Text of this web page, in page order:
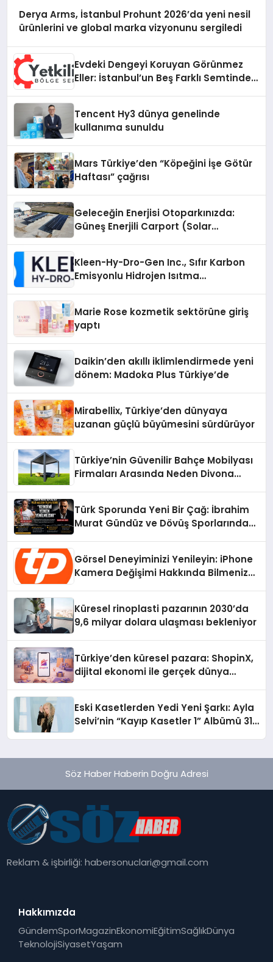
Derya Arms, İstanbul Prohunt 2026’da yeni nesil
ürünlerini ve global marka vizyonunu sergiledi
Evdeki Dengeyi Koruyan Görünmez
Eller: İstanbul’un Beş Farklı Semtinde
Tencent Hy3 dünya genelinde
kullanıma sunuldu
Mars Türkiye’den “Köpeğini İşe Götür
Haftası” çağrısı
Geleceğin Enerjisi Otoparkınızda:
Güneş Enerjili Carport (Solar
Kleen-Hy-Dro-Gen Inc., Sıfır Karbon
Emisyonlu Hidrojen Isıtma
Marie Rose kozmetik sektörüne giriş
yaptı
Daikin’den akıllı iklimlendirmede yeni
dönem: Madoka Plus Türkiye’de
Mirabellix, Türkiye’den dünyaya
uzanan güçlü büyümesini sürdürüyor
Türkiye’nin Güvenilir Bahçe Mobilyası
Firmaları Arasında Neden Divona
Türk Sporunda Yeni Bir Çağ: İbrahim
Murat Gündüz ve Dövüş Sporlarında
Görsel Deneyiminizi Yenileyin: iPhone
Kamera Değişimi Hakkında Bilmeniz
Küresel rinoplasti pazarının 2030’da
9,6 milyar dolara ulaşması bekleniyor
Türkiye’den küresel pazara: ShopinX,
dijital ekonomi ile gerçek dünya
Eski Kasetlerden Yedi Yeni Şarkı: Ayla
Selvi’nin “Kayıp Kasetler 1” Albümü 31
Söz Haber Haberin Doğru Adresi
Reklam & işbirliği:habersonuclari@gmail.com
Hakkımızda
GündemSporMagazinEkonomiEğitimSağlıkDünya
TeknolojiSiyasetYaşam